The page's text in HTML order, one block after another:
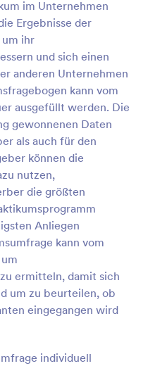
im Unternehmen
Ergebnisse der
ihr
und sich einen
anderen Unternehmen
kann vom
ausgefüllt werden. Die
gewonnenen Daten
als auch für den
können die
nutzen,
die größten
Anliegen
kann vom
ermitteln, damit sich
um zu beurteilen, ob
eingegangen wird
individuell
ist eine